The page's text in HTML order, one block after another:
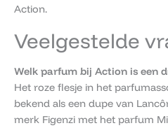
Action.
Veelgestelde
Welk parfum bij Action is een
Het roze flesje in het
bekend als een dupe van
merk Figenzi met het parfum